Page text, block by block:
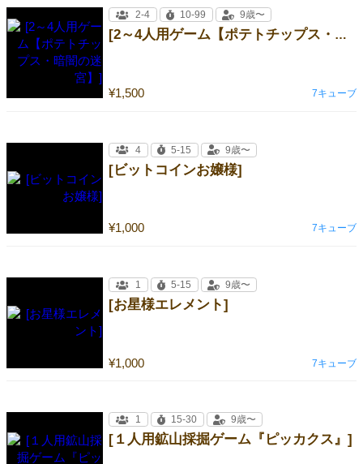
[2～4人用ゲーム【ポテトチップス・暗闇の迷宮】]
¥1,500
2-4 10-99 9歳〜
7キューブ
[ビットコインお嬢様]
¥1,000
4 5-15 9歳〜
7キューブ
[お星様エレメント]
¥1,000
1 5-15 9歳〜
7キューブ
[１人用鉱山採掘ゲーム『ピッカクス』]
1 15-30 9歳〜